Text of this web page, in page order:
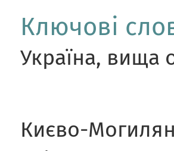
Ключові
Україна, вища
Києво-